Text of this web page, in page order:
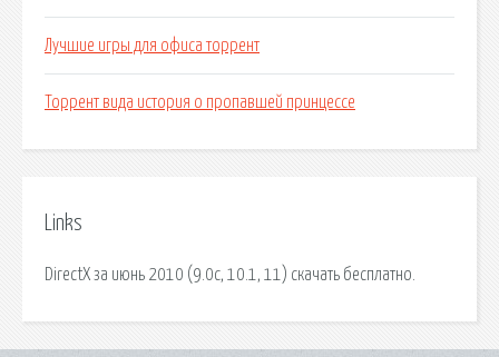
Лучшие игры для офиса торрент
Торрент вида история о пропавшей принцессе
Links
DirectX за июнь 2010 (9.0c, 10.1, 11) скачать бесплатно.